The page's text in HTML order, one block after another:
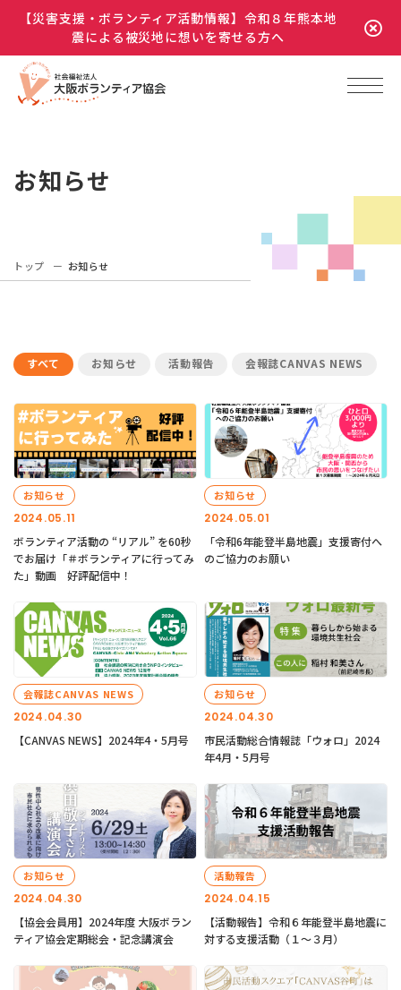
【災害支援・ボランティア活動情報】令和８年熊本地
震による被災地に想いを寄せる方へ
お知らせ
トップ お知らせ
すべて お知らせ 活動報告 会報誌CANVAS NEWS
2024.05.11
お知らせ
ボランティア活動の “リアル” を60秒
でお届け「＃ボランティアに行ってみ
た」動画 好評配信中！
2024.05.01
お知らせ
「令和6年能登半島地震」支援寄付へ
のご協力のお願い
2024.04.30
会報誌CANVAS NEWS
【CANVAS NEWS】2024年4・5月号
2024.04.30
お知らせ
市民活動総合情報誌「ウォロ」2024
年4月・5月号
2024.04.30
お知らせ
【協会会員用】2024年度 大阪ボラン
ティア協会定期総会・記念講演会
2024.04.15
活動報告
【活動報告】令和６年能登半島地震に
対する支援活動（１〜３月）